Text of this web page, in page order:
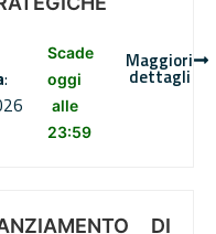
:
Scade
oggi
alle
23:59
Maggiori
dettagli
DI